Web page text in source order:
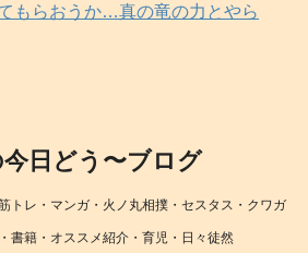
もらおうか…真の竜の力とやら
日どう〜ブログ
レ・マンガ・火ノ丸相撲・セスタス・クワガ
書籍・オススメ紹介・育児・日々徒然